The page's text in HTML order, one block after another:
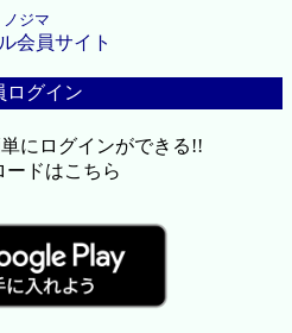
ノジマ
会員サイト
ログイン
にログインができる!!
ードはこちら